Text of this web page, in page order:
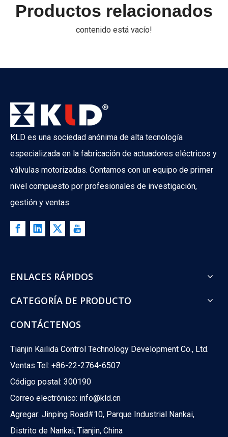
What happens when your control valve loses power? A
Productos relacionados
contenido está vacío!
KLD es una sociedad anónima de alta tecnología
especializada en la fabricación de actuadores eléctricos y
válvulas motorizadas. Contamos con un equipo de primer
nivel compuesto por profesionales de investigación,
gestión y ventas.
ENLACES RÁPIDOS
CATEGORÍA DE PRODUCTO
CONTÁCTENOS
Tianjin Kailida Control Technology Development Co., Ltd.
Ventas Tel: +86-22-2764-6507
Código postal: 300190
Correo electrónico: info@kld.cn
Agregar: Jinping Road#10, Parque Industrial Nankai,
Distrito de Nankai, Tianjin, China